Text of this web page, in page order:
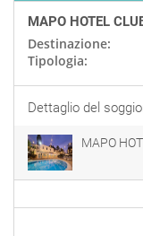
MAPO HOTEL
Destinazione:
Tipologia:
Dettaglio del
MAPO